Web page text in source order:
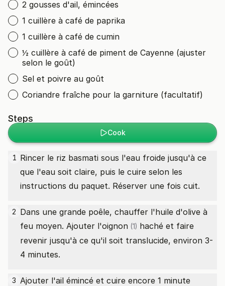
2 gousses d'ail, émincées
1 cuillère à café de paprika
1 cuillère à café de cumin
½ cuillère à café de piment de Cayenne (ajuster
selon le goût)
Sel et poivre au goût
Coriandre fraîche pour la garniture (facultatif)
Steps
Cook
1 Rincer le riz basmati sous l'eau froide jusqu'à ce
que l'eau soit claire, puis le cuire selon les
instructions du paquet. Réserver une fois cuit.
2 Dans une grande poêle, chauffer l'huile d'olive à
feu moyen. Ajouter l'oignon (1) haché et faire
revenir jusqu'à ce qu'il soit translucide, environ 3-
4 minutes.
3 Ajouter l'ail émincé et cuire encore 1 minute